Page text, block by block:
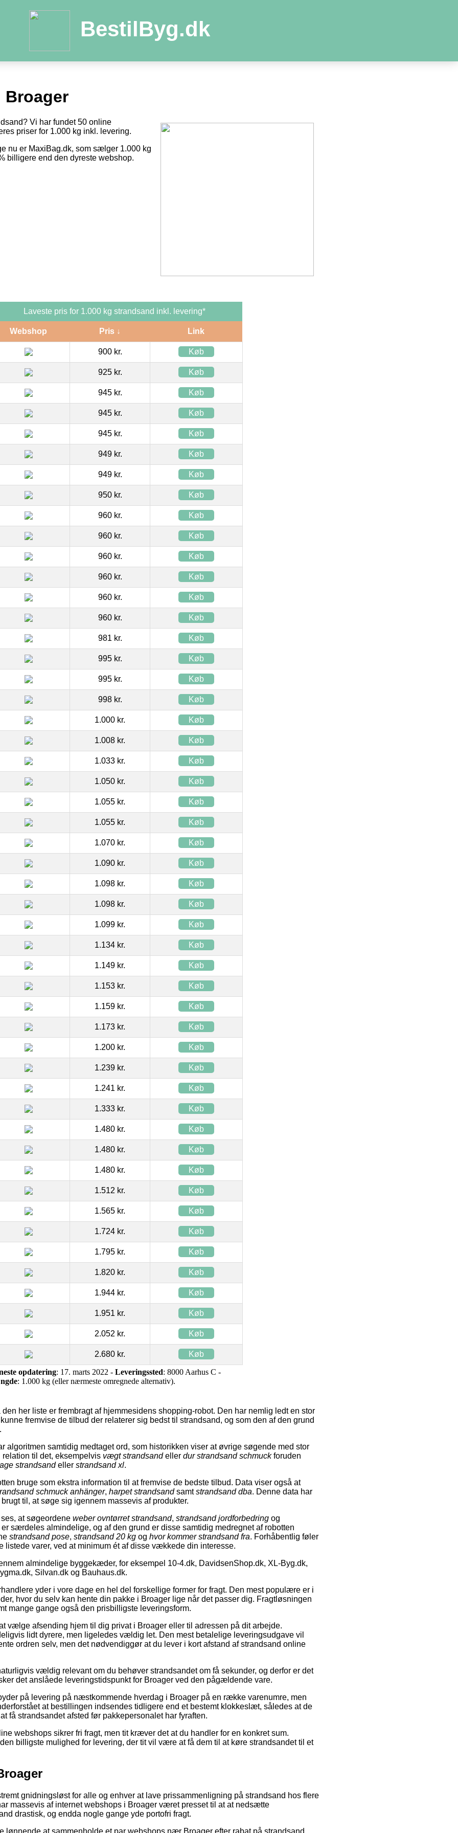
BestilByg.dk
Broager
Vi har fundet 50 online
priser for 1.000 kg inkl. levering.
nu er MaxiBag.dk, som sælger 1.000 kg
billigere end den dyreste webshop.
Laveste pris for 1.000 kg strandsand inkl. levering*
Webshop Pris ↓ Link
900 kr. Køb
925 kr. Køb
945 kr. Køb
945 kr. Køb
945 kr. Køb
949 kr. Køb
949 kr. Køb
950 kr. Køb
960 kr. Køb
960 kr. Køb
960 kr. Køb
960 kr. Køb
960 kr. Køb
960 kr. Køb
981 kr. Køb
995 kr. Køb
995 kr. Køb
998 kr. Køb
1.000 kr. Køb
1.008 kr. Køb
1.033 kr. Køb
1.050 kr. Køb
1.055 kr. Køb
1.055 kr. Køb
1.070 kr. Køb
1.090 kr. Køb
1.098 kr. Køb
1.098 kr. Køb
1.099 kr. Køb
1.134 kr. Køb
1.149 kr. Køb
1.153 kr. Køb
1.159 kr. Køb
1.173 kr. Køb
1.200 kr. Køb
1.239 kr. Køb
1.241 kr. Køb
1.333 kr. Køb
1.480 kr. Køb
1.480 kr. Køb
1.480 kr. Køb
1.512 kr. Køb
1.565 kr. Køb
1.724 kr. Køb
1.795 kr. Køb
1.820 kr. Køb
1.944 kr. Køb
1.951 kr. Køb
2.052 kr. Køb
2.680 kr. Køb
opdatering: 17. marts 2022 - Leveringssted: 8000 Aarhus C -
: 1.000 kg (eller nærmeste omregnede alternativ).
her liste er frembragt af hjemmesidens shopping-robot. Den har nemlig ledt en stor
fremvise de tilbud der relaterer sig bedst til strandsand, og som den af den grund
algoritmen samtidig medtaget ord, som historikken viser at øvrige søgende med stor
til det, eksempelvis vægt strandsandeller dur strandsand schmuckforuden
strandsandeller strandsand xl.
bruge som ekstra information til at fremvise de bedste tilbud. Data viser også at
schmuck anhänger, harpet strandsandsamtstrandsand dba. Denne data har
til, at søge sig igennem massevis af produkter.
at søgeordene weber ovntørret strandsand, strandsand jordforbedring og
er særdeles almindelige, og af den grund er disse samtidig medregnet af robotten
strandsand pose, strandsand 20 kg og hvor kommer strandsand fra. Forhåbentlig føler
listede varer, ved at minimum ét af disse vækkede din interesse.
almindelige byggekæder, for eksempel 10-4.dk, DavidsenShop.dk, XL-Byg.dk,
Silvan.dk og Bauhaus.dk.
yder i vore dage en hel del forskellige former for fragt. Den mest populære er i
hvor du selv kan hente din pakke i Broager lige når det passer dig. Fragtløsningen
mange gange også den prisbilligste leveringsform.
vælge afsending hjem til dig privat i Broager eller til adressen på dit arbejde.
lidt dyrere, men ligeledes vældig let. Den mest betalelige leveringsudgave vil
ordren selv, men det nødvendiggør at du lever i kort afstand af strandsand online
vældig relevant om du behøver strandsandet om få sekunder, og derfor er det
det anslåede leveringstidspunkt for Broager ved den pågældende vare.
på levering på næstkommende hverdag i Broager på en række varenumre, men
at bestillingen indsendes tidligere end et bestemt klokkeslæt, således at de
få strandsandet afsted før pakkepersonalet har fyraften.
webshops sikrer fri fragt, men tit kræver det at du handler for en konkret sum.
billigste mulighed for levering, der tit vil være at få dem til at køre strandsandet til et
gnidningsløst for alle og enhver at lave prissammenligning på strandsand hos flere
massevis af internet webshops i Broager været presset til at at nedsætte
drastisk, og endda nogle gange yde portofri fragt.
lønnende at sammenholde et par webshops nær Broager efter rabat på strandsand